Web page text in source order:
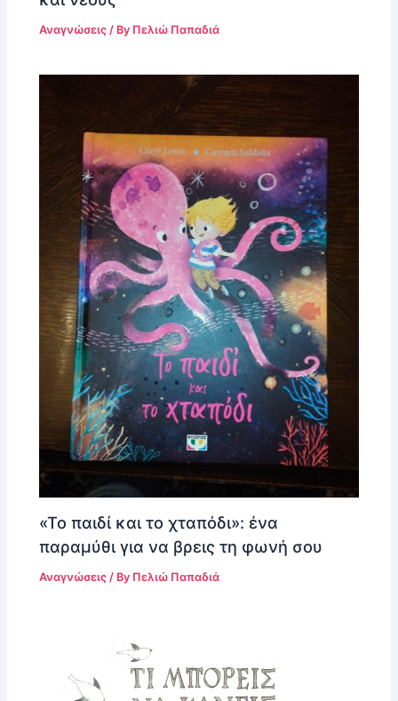
Αναγνώσεις / By Πελιώ Παπαδιά
«Το παιδί και το χταπόδι»: ένα
παραμύθι για να βρεις τη φωνή σου
Αναγνώσεις / By Πελιώ Παπαδιά